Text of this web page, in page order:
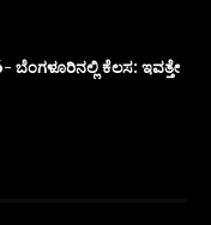
ಕೆಲಸ: ಇವತ್ತೇ